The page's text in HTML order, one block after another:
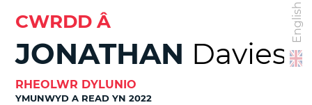
English
CWRDD Â
JONATHAN Davies
RHEOLWR DYLUNIO
YMUNWYD A READ YN 2022